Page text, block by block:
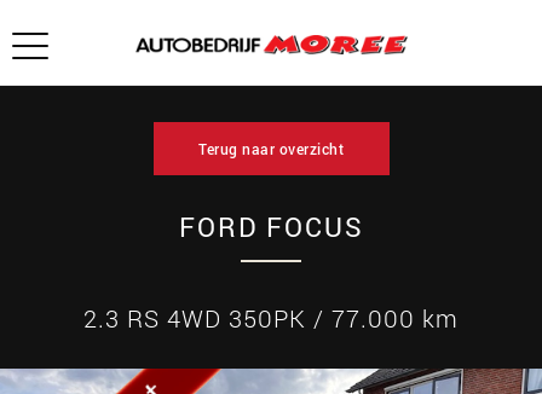
Terug naar overzicht
FORD FOCUS
2.3 RS 4WD 350PK / 77.000 km